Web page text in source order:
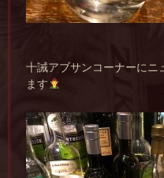
十誡アブサンコーナーにニ
ます